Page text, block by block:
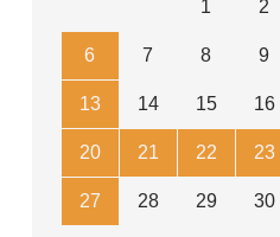
1 2
6 7 8 9
13 14 15 16
20 21 22 23
27 28 29 30